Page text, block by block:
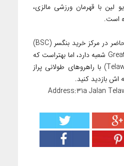
با قهرمان ورزشی مالزی،
است.
کفش کفش کفش در حال حاضر در مرکز خرید بنگسر (BSC)
و مرکز خرید Great Eastern Mall شعبه دارد، اما بهتراست که
از فروشگاه مرکزی تلاوی (Telawi) با راهروهای طولانی پراز
بازدید کنید.
Address:31a Jalan